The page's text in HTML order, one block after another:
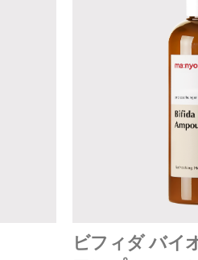
ビフィダ バイ